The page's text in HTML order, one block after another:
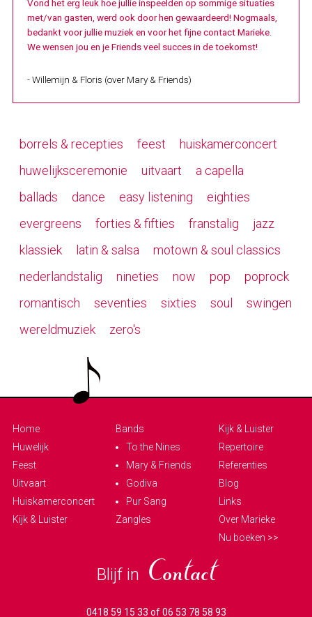
Vond het erg leuk hoe jullie inspeelden op sommige situaties
met/van gasten, werd ook door hen gewaardeerd! Nogmaals,
bedankt voor jullie muziek en voor het fijne contact Marieke.
We wensen jou en je Friends veel succes in de toekomst!
- Willemijn & Floris (over Mary & Friends)
borrels & recepties feest
huiskamerconcert
huwelijksceremonie
uitvaart
a capella
ballads
dance easy listening
eighties
evergreens
forties & fifties franstalig
jazz
klassiek
latin & salsa
motown & soul classics
nederlandstalig
nineties now pop
poprock
romantisch
seventies sixties soul
swingen
wereldmuziek
zero's
Home
Huwelijk
Feest
Uitvaart
Huiskamerconcert
Kijk & Luister
Bands
To the Nines
Mary & Friends
Godiva
Pur Sang
Zangles
Kijk & Luister
Repertoire
Referenties
Blog
Links
Over Marieke
Nu boeken >>
Blijf in Contact
0418 59 15 33 of 06 53 78 58 93